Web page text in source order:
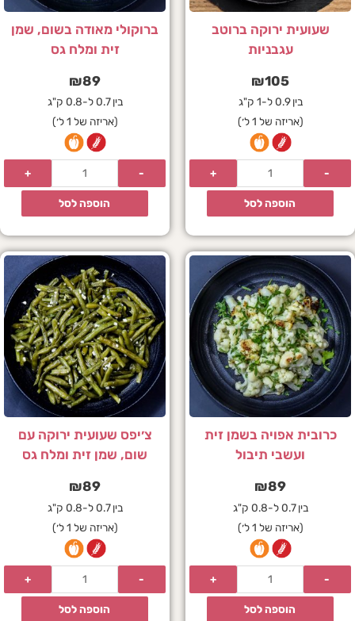
שעועית ירוקה ברוטב
עגבניות
₪105
בין 0.9 ל-1 ק"ג
(אריזה של 1 ל׳)
הוספה לסל
ברוקולי מאודה בשום, שמן
זית ומלח גס
₪89
בין 0.7 ל-0.8 ק"ג
(אריזה של 1 ל׳)
הוספה לסל
כרובית אפויה בשמן זית
ועשבי תיבול
₪89
בין 0.7 ל-0.8 ק"ג
(אריזה של 1 ל׳)
הוספה לסל
צ׳יפס שעועית ירוקה עם
שום, שמן זית ומלח גס
₪89
בין 0.7 ל-0.8 ק"ג
(אריזה של 1 ל׳)
הוספה לסל